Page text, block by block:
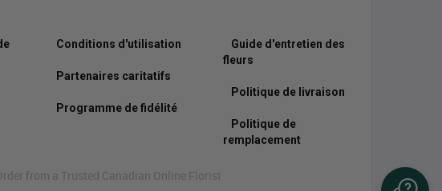
Conditions d'utilisation
Partenaires caritatifs
Programme de fidélité
Guide d'entretien des
fleurs
Politique de livraison
Politique de
remplacement
from a Trusted Canadian Online Florist